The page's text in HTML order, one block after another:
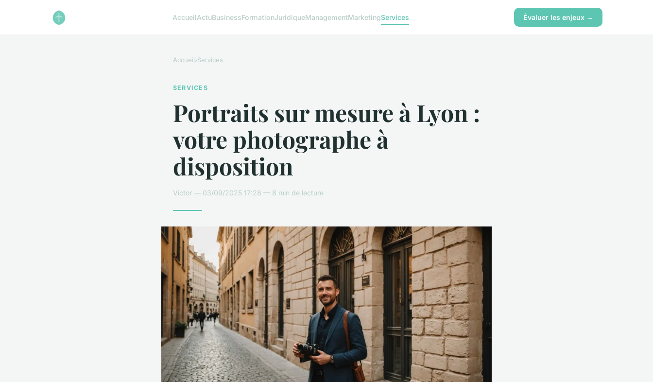
AccueilActuBusinessFormationJuridiqueManagementMarketingServices Évaluer les enjeux →
Accueil›Services
SERVICES
Portraits sur mesure à Lyon :
votre photographe à
disposition
Victor — 03/09/2025 17:28 — 8 min de lecture